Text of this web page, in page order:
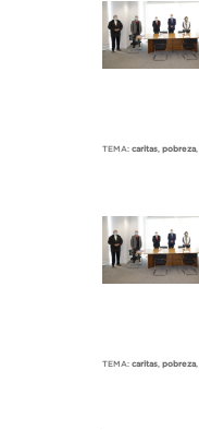
TEMA: caritas, pobreza,
TEMA: caritas, pobreza,